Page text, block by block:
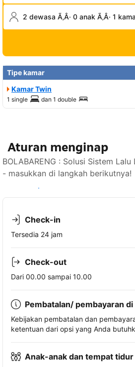
2 dewasa Ã‚Â· 0 anak Ã‚Â· 1
Tipe kamar
Kamar Twin
1 single dan 1 double
Aturan menginap
BOLABARENG : Solusi Sistem
- masukkan di langkah berikutnya!
Lihat ketersediaan
Check-in
Tersedia 24 jam
Check-out
Dari 00.00 sampai 10.00
Pembatalan/ pembayaran di
Kebijakan pembatalan dan
ketentuan dari opsi yang Anda
Anak-anak dan tempat tidur